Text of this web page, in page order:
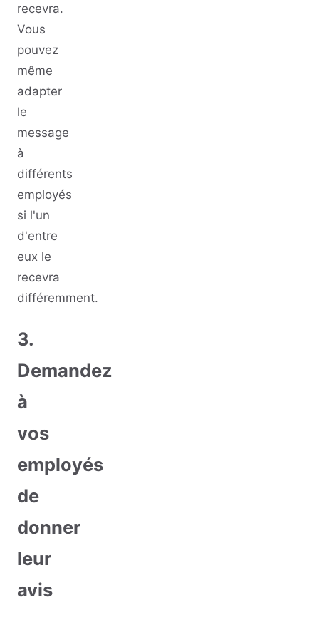
recevra.
Vous
pouvez
même
adapter
le
message
à
différents
employés
si l'un
d'entre
eux le
recevra
différemment.
3.
Demandez
à
vos
employés
de
donner
leur
avis